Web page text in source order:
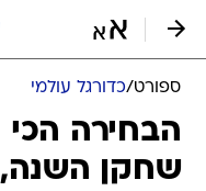
ספורט/כדורגל עולמי
הבחירה הכי
שחקן השנה,